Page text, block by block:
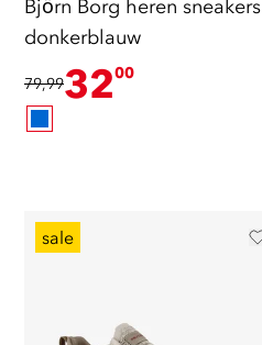
Björn Borg heren sneakers
donkerblauw
79,993200
sale